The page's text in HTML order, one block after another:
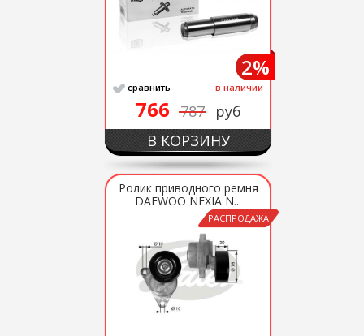
сравнить в наличии
766 787 руб
2%
В КОРЗИНУ
РАСПРОДАЖА
Ролик приводного ремня
DAEWOO NEXIA N...